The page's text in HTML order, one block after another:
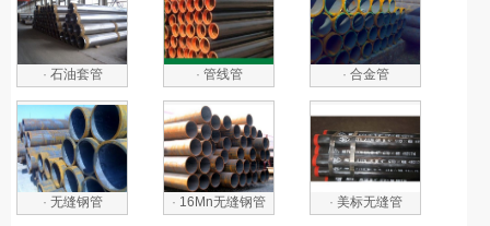
· 石油套管 · 管线管 · 合金管
· 无缝钢管 · 16Mn无缝钢管 · 美标无缝管